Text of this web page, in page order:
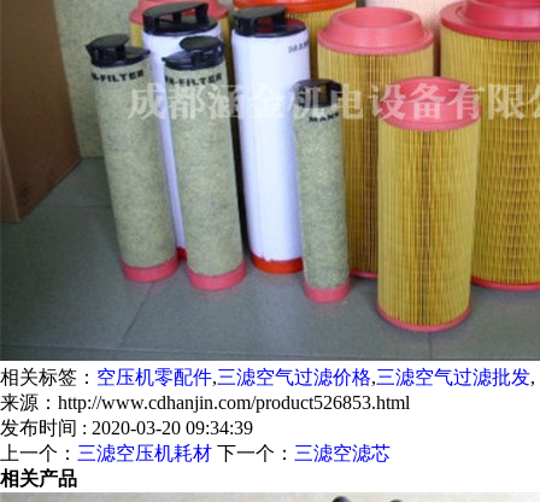
相关标签： 空压机零配件,三滤空气过滤价格,三滤空气过滤批发,
来源：http://www.cdhanjin.com/product526853.html
发布时间 : 2020-03-20 09:34:39
上一个： 三滤空压机耗材 下一个： 三滤空滤芯
相关产品